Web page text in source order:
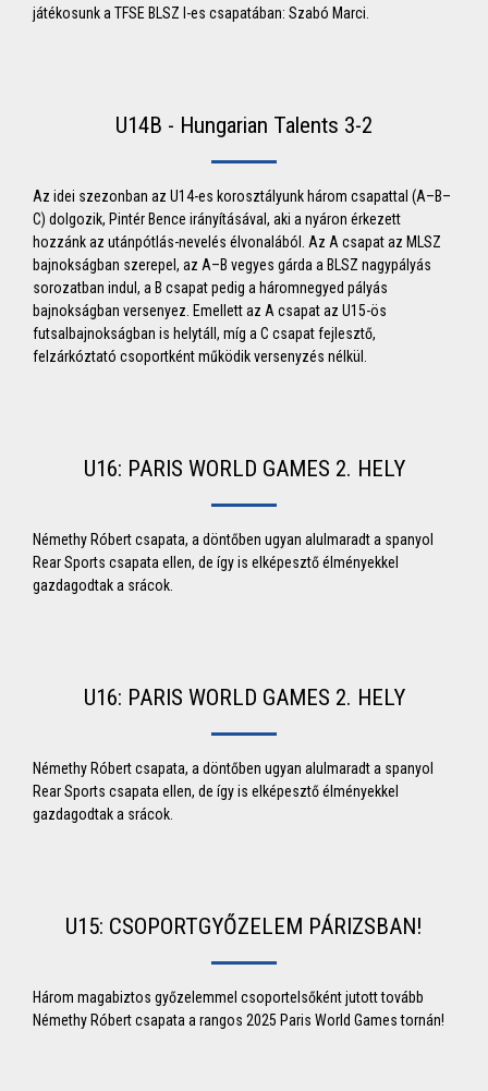
játékosunk a TFSE BLSZ I-es csapatában: Szabó Marci.
U14B - Hungarian Talents 3-2
Az idei szezonban az U14-es korosztályunk három csapattal (A–B–
C) dolgozik, Pintér Bence irányításával, aki a nyáron érkezett
hozzánk az utánpótlás-nevelés élvonalából. Az A csapat az MLSZ
bajnokságban szerepel, az A–B vegyes gárda a BLSZ nagypályás
sorozatban indul, a B csapat pedig a háromnegyed pályás
bajnokságban versenyez. Emellett az A csapat az U15-ös
futsalbajnokságban is helytáll, míg a C csapat fejlesztő,
felzárkóztató csoportként működik versenyzés nélkül.
U16: PARIS WORLD GAMES 2. HELY
Némethy Róbert csapata, a döntőben ugyan alulmaradt a spanyol
Rear Sports csapata ellen, de így is elképesztő élményekkel
gazdagodtak a srácok.
U16: PARIS WORLD GAMES 2. HELY
Némethy Róbert csapata, a döntőben ugyan alulmaradt a spanyol
Rear Sports csapata ellen, de így is elképesztő élményekkel
gazdagodtak a srácok.
U15: CSOPORTGYŐZELEM PÁRIZSBAN!
Három magabiztos győzelemmel csoportelsőként jutott tovább
Némethy Róbert csapata a rangos 2025 Paris World Games tornán!